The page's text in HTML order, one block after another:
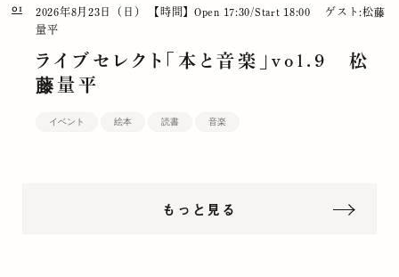
01 2026年8月23日（日） 【時間】Open 17:30/Start 18:00
ゲスト:松藤
量平
ライブセレクト「本と音楽」vol.9 松
藤量平
イベント 絵本 読書 音楽
もっと見る